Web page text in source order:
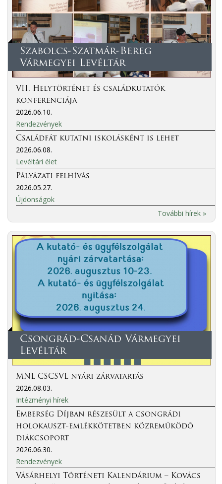
Szabolcs-Szatmár-Bereg
Vármegyei Levéltár
VII. Helytörténet és családkutatók
konferenciája
2026.06.10.
Rendezvények
Családfát kutatni iskolásként is lehet
2026.06.08.
Levéltári élet
Pályázati felhívás
2026.05.27.
Újdonságok
További hírek »
Csongrád-Csanád Vármegyei
Levéltár
MNL CSCSVL nyári zárvatartás
2026.08.03.
Intézményi hírek
Emberség Díjban részesült a csongrádi
holokauszt-emlékkötetben közreműködő
diákcsoport
2026.06.30.
Rendezvények
Vásárhelyi Történeti Kalendárium – Kovács